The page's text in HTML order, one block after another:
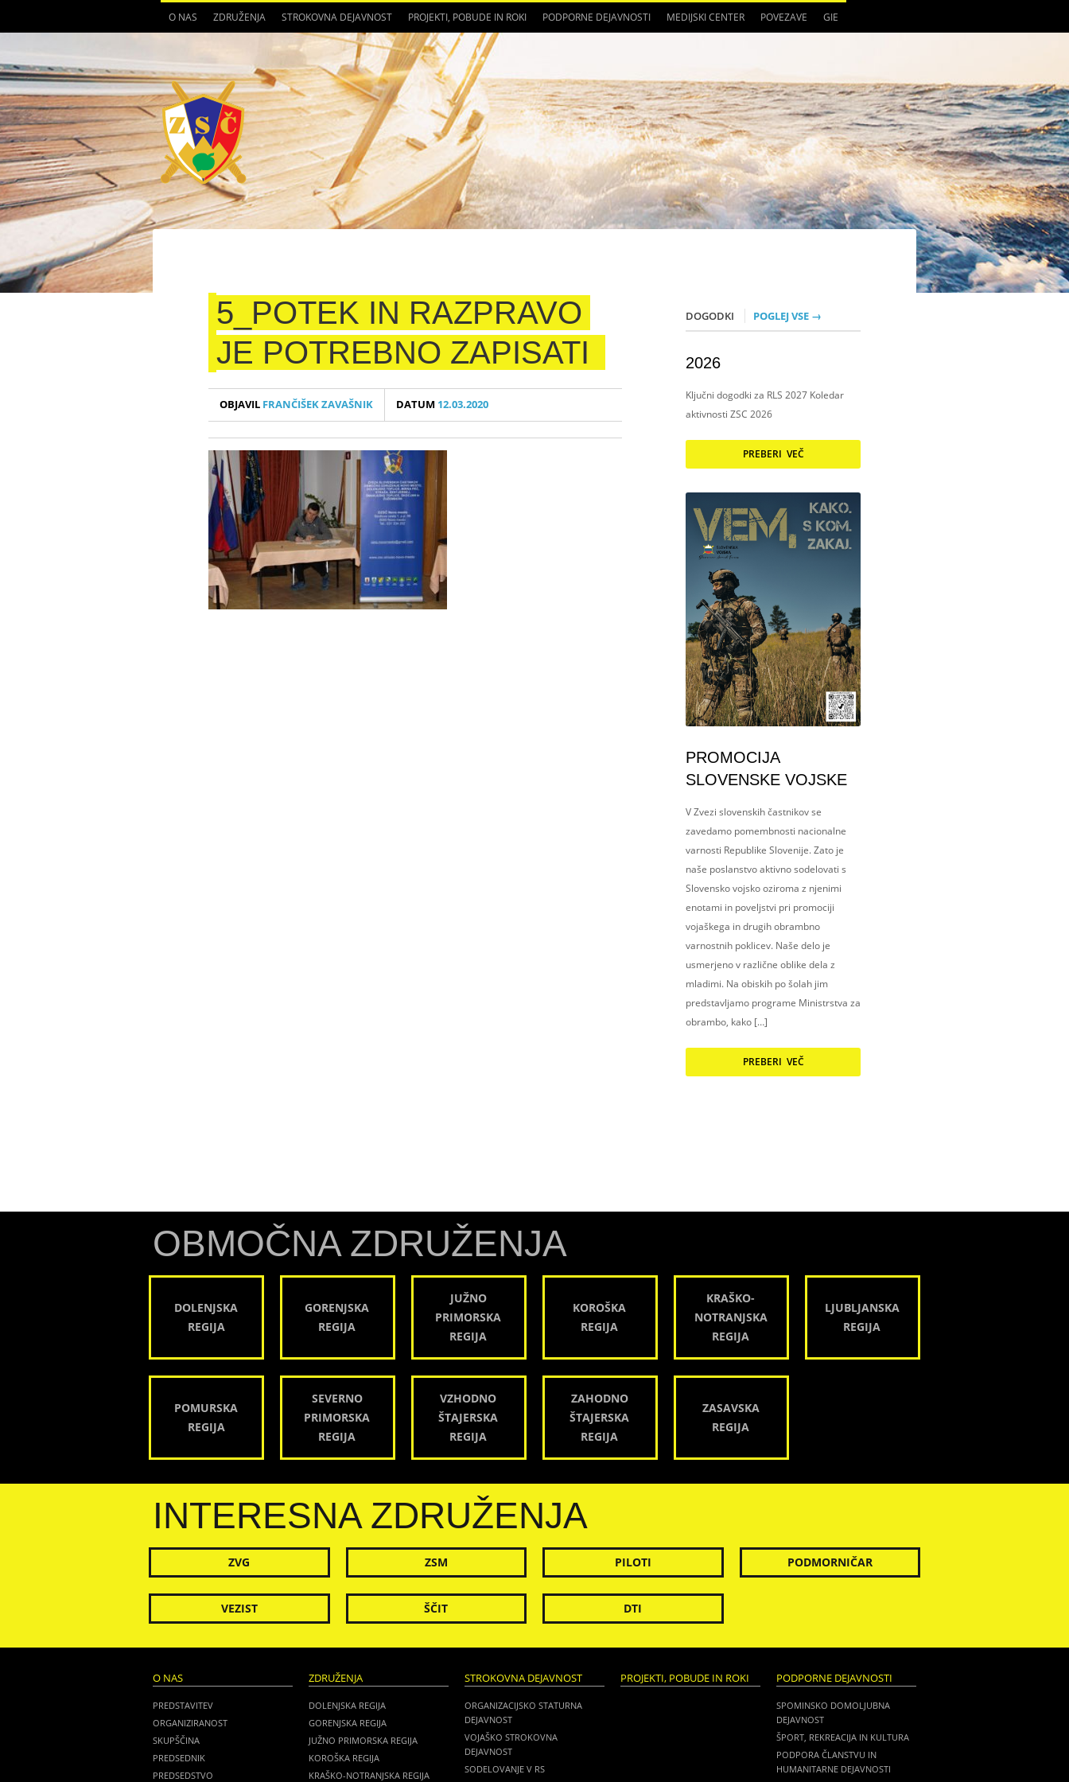
O NAS ZDRUŽENJA STROKOVNA DEJAVNOST PROJEKTI, POBUDE IN ROKI PODPORNE DEJAVNOSTI MEDIJSKI CENTER POVEZAVE GIE
5_POTEK IN RAZPRAVO
JE POTREBNO ZAPISATI
OBJAVIL FRANČIŠEK ZAVAŠNIK DATUM 12.03.2020
DOGODKI POGLEJ VSE →
2026
Ključni dogodki za RLS 2027 Koledar
aktivnosti ZSC 2026
PREBERI VEČ
PROMOCIJA
SLOVENSKE VOJSKE
V Zvezi slovenskih častnikov se
zavedamo pomembnosti nacionalne
varnosti Republike Slovenije. Zato je
naše poslanstvo aktivno sodelovati s
Slovensko vojsko oziroma z njenimi
enotami in poveljstvi pri promociji
vojaškega in drugih obrambno
varnostnih poklicev. Naše delo je
usmerjeno v različne oblike dela z
mladimi. Na obiskih po šolah jim
predstavljamo programe Ministrstva za
obrambo, kako […]
PREBERI VEČ
OBMOČNA ZDRUŽENJA
DOLENJSKA
REGIJA
GORENJSKA
REGIJA
JUŽNO
PRIMORSKA
REGIJA
KOROŠKA
REGIJA
KRAŠKO-
NOTRANJSKA
REGIJA
LJUBLJANSKA
REGIJA
POMURSKA
REGIJA
SEVERNO
PRIMORSKA
REGIJA
VZHODNO
ŠTAJERSKA
REGIJA
ZAHODNO
ŠTAJERSKA
REGIJA
ZASAVSKA
REGIJA
INTERESNA ZDRUŽENJA
ZVG ZSM PILOTI PODMORNIČAR
VEZIST ŠČIT DTI
O NAS
PREDSTAVITEV
ORGANIZIRANOST
SKUPŠČINA
PREDSEDNIK
PREDSEDSTVO
ZDRUŽENJA
DOLENJSKA REGIJA
GORENJSKA REGIJA
JUŽNO PRIMORSKA REGIJA
KOROŠKA REGIJA
KRAŠKO-NOTRANJSKA REGIJA
STROKOVNA DEJAVNOST
ORGANIZACIJSKO STATURNA
DEJAVNOST
VOJAŠKO STROKOVNA
DEJAVNOST
SODELOVANJE V RS
PROJEKTI, POBUDE IN ROKI PODPORNE DEJAVNOSTI
SPOMINSKO DOMOLJUBNA
DEJAVNOST
ŠPORT, REKREACIJA IN KULTURA
PODPORA ČLANSTVU IN
HUMANITARNE DEJAVNOSTI